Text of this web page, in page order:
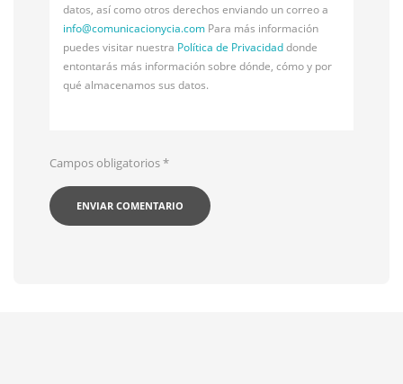
datos, así como otros derechos enviando un correo a
info@comunicacionycia.com Para más información
puedes visitar nuestra Política de Privacidaddonde
entontarás más información sobre dónde, cómo y por
qué almacenamos sus datos.
Campos obligatorios*